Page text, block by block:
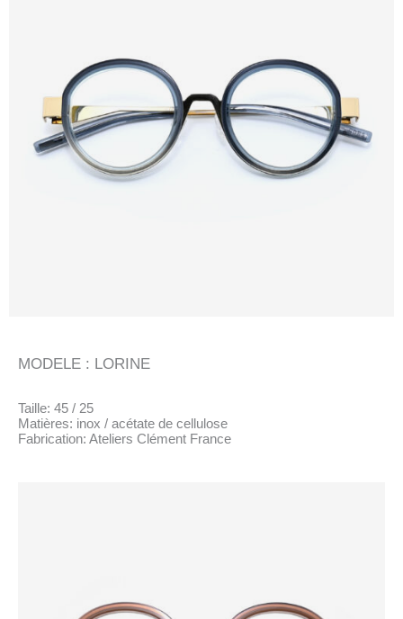
MODELE : LORINE
Taille: 45 / 25
Matières: inox / acétate de cellulose
Fabrication: Ateliers Clément France